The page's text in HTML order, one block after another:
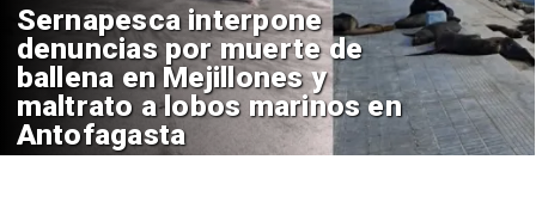
Sernapesca interpone
denuncias por muerte de
ballena en Mejillones y
maltrato a lobos marinos en
Antofagasta